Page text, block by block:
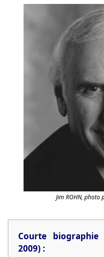
Jim ROHN, photo
Courte
2009) :